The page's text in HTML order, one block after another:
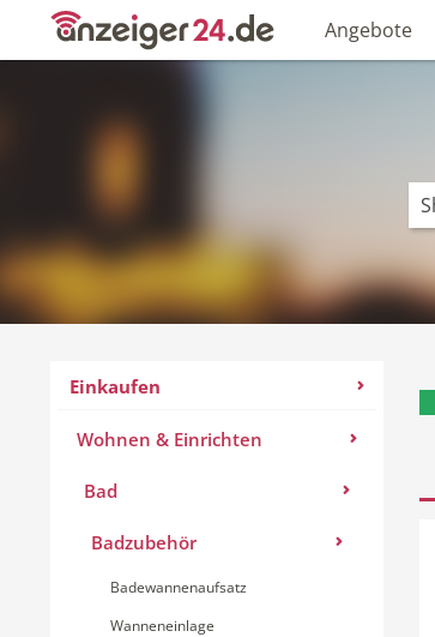
Angebote
Einkaufen
Wohnen & Einrichten
Bad
Badzubehör
Badewannenaufsatz
Wanneneinlage